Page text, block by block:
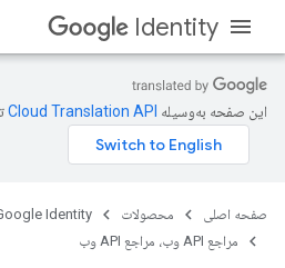
Identity
این صفحه به‌وسیله
صفحه اصلی محصولات Identity
مراجع API وب، مراجع API وب